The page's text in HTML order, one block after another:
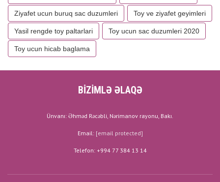
Ziyafet ucun buruq sac duzumleri Toy ve ziyafet geyimleri
Yasil rengde toy paltarlari Toy ucun sac duzumleri 2020
Toy ucun hicab baglama
BİZİMLƏ ƏLAQƏ
Ünvanı: Əhməd Rəcəbli, Nərimanov rayonu, Bakı.
Email: [email protected]
Telefon: +994 77 384 13 14